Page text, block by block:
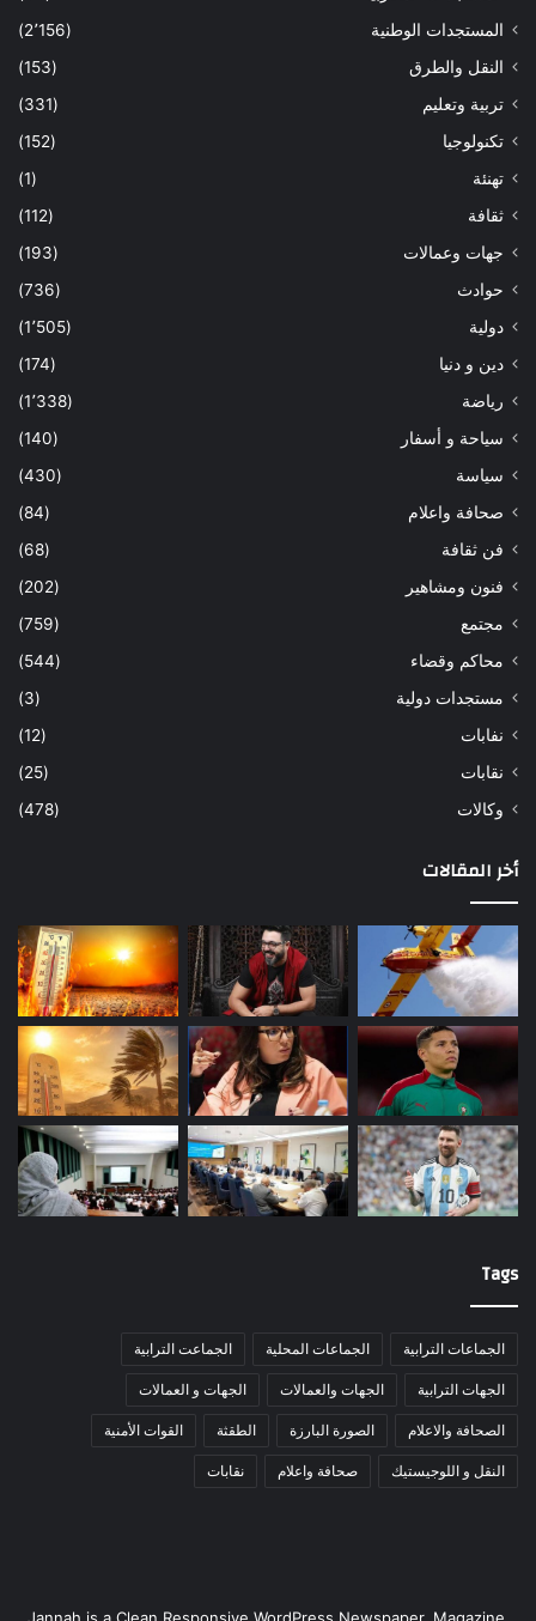
المستجدات الوطنية
(2٬156)
النقل والطرق
(153)
تربية وتعليم
(331)
تكنولوجيا
(152)
تهنئة
(1)
ثقافة
(112)
جهات وعمالات
(193)
حوادث
(736)
دولية
(1٬505)
دين و دنيا
(174)
رياضة
(1٬338)
سياحة و أسفار
(140)
سياسة
(430)
صحافة واعلام
(84)
فن ثقافة
(68)
فنون ومشاهير
(202)
مجتمع
(759)
محاكم وقضاء
(544)
مستجدات دولية
(3)
نفابات
(12)
نقابات
(25)
وكالات
(478)
أخر المقالات
Tags
الجماعات الترابية الجماعات المحلية الجماعت الترابية
الجهات الترابية الجهات والعمالات الجهات و العمالات
الصحافة والاعلام الصورة البارزة الطقثة القوات الأمنية
النقل و اللوجيستيك صحافة واعلام نقابات